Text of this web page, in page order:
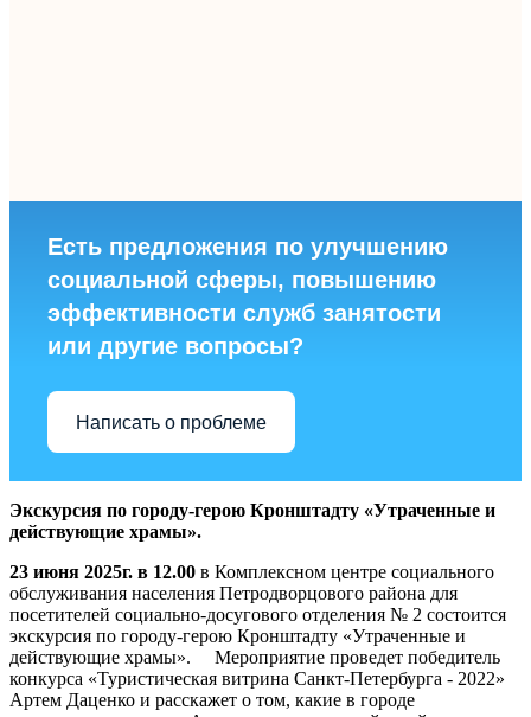
Есть предложения по улучшению
социальной сферы, повышению
эффективности служб занятости
или другие вопросы?
Написать о проблеме
Экскурсия по городу-герою Кронштадту «Утраченные и
действующие храмы».
23 июня 2025г. в 12.00 в Комплексном центре социального
обслуживания населения Петродворцового района для
посетителей социально-досугового отделения № 2 состоится
экскурсия по городу-герою Кронштадту «Утраченные и
действующие храмы». Мероприятие проведет победитель
конкурса «Туристическая витрина Санкт-Петербурга - 2022»
Артем Даценко и расскажет о том, какие в городе